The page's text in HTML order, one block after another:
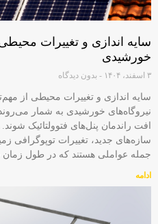
سایه اندازی و تغییرات
خورشیدی
۳ اسفند، ۱۴۰۴ بدون دیدگاه
سایه‌ اندازی و تغییرات محیطی از
نیروگاه‌های خورشیدی به شمار
افت راندمان پنل‌های فتوولتائیک
سازه‌های جدید، تغییرات توپوگرافی
جمله عواملی هستند که در طول زمان
ادامه